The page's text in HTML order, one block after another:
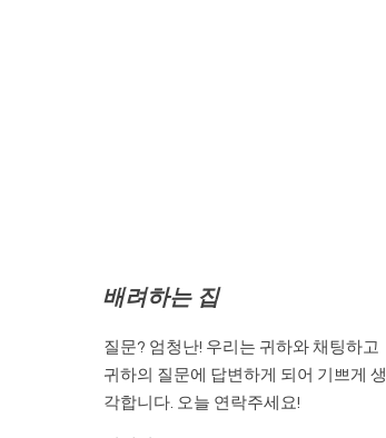
배려하는 집
질문? 엄청난! 우리는 귀하와 채팅하고
귀하의 질문에 답변하게 되어 기쁘게 생
각합니다. 오늘 연락주세요!